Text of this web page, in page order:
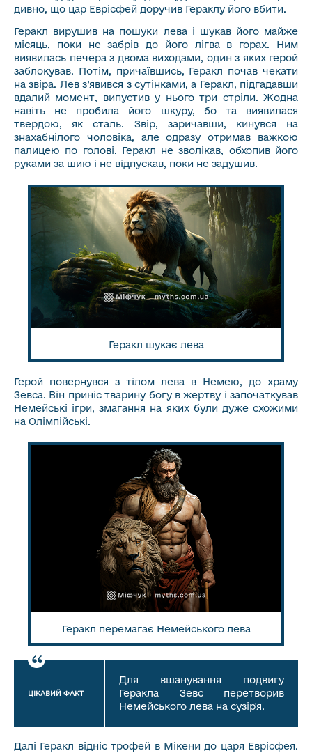
дивно, що цар Еврісфей доручив Гераклу його вбити.
Геракл вирушив на пошуки лева і шукав його майже
місяць, поки не забрів до його лігва в горах. Ним
виявилась печера з двома виходами, один з яких герой
заблокував. Потім, причаївшись, Геракл почав чекати
на звіра. Лев з’явився з сутінками, а Геракл, підгадавши
вдалий момент, випустив у нього три стріли. Жодна
навіть не пробила його шкуру, бо та виявилася
твердою, як сталь. Звір, заричавши, кинувся на
знахабнілого чоловіка, але одразу отримав важкою
палицею по голові. Геракл не зволікав, обхопив його
руками за шию і не відпускав, поки не задушив.
Геракл шукає лева
Герой повернувся з тілом лева в Немею, до храму
Зевса. Він приніс тварину богу в жертву і започаткував
Немейські ігри, змагання на яких були дуже схожими
на Олімпійські.
Геракл перемагає Немейського лева
ЦІКАВИЙ ФАКТ
Для вшанування подвигу
Геракла Зевс перетворив
Немейського лева на сузір'я.
Далі Геракл відніс трофей в Мікени до царя Еврісфея.